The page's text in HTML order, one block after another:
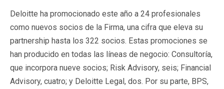
Deloitte ha promocionado este año a 24 profesionales
como nuevos socios de la Firma, una cifra que eleva su
partnership hasta los 322 socios. Estas promociones se
han producido en todas las líneas de negocio: Consultoría,
que incorpora nueve socios; Risk Advisory, seis; Financial
Advisory, cuatro; y Deloitte Legal, dos. Por su parte, BPS,